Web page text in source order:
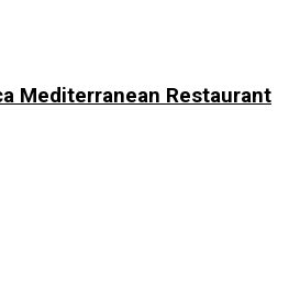
Mediterranean Restaurant